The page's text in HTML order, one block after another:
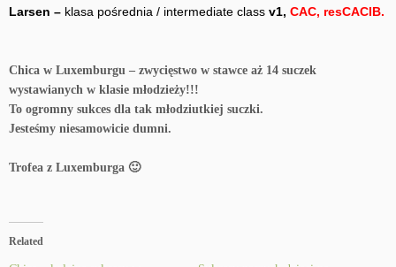
Larsen – klasa pośrednia / intermediate class v1, CAC, resCACIB.
Chica w Luxemburgu – zwycięstwo w stawce aż 14 suczek
wystawianych w klasie młodzieży!!!
To ogromny sukces dla tak młodziutkiej suczki.
Jesteśmy niesamowicie dumni.
Trofea z Luxemburga 🙂
Related